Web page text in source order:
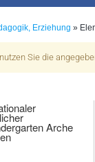
Erziehung »
Sie die